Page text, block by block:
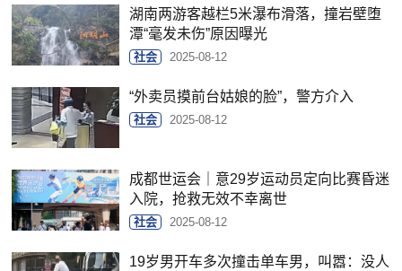
湖南两游客越栏5米瀑布滑落，撞岩壁堕
潭“毫发未伤”原因曝光
社会 2025-08-12
“外卖员摸前台姑娘的脸”，警方介入
社会 2025-08-12
成都世运会｜意29岁运动员定向比赛昏迷
入院，抢救无效不幸离世
社会 2025-08-12
19岁男开车多次撞击单车男，叫嚣：没人